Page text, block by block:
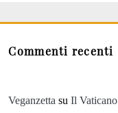
Commenti recenti
Veganzetta suIl Vaticano